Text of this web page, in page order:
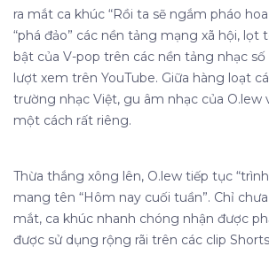
ra mắt ca khúc “Rồi ta sẽ ngắm pháo
“phá đảo” các nền tảng mạng xã hội, lọt
bật của V-pop trên các nền tảng nhạc số
lượt xem trên YouTube. Giữa hàng loạt
trường nhạc Việt, gu âm nhạc của O.lew
một cách rất riêng.
Thừa thắng xông lên, O.lew tiếp tục
mang tên “Hôm nay cuối tuần”. Chỉ
mắt, ca khúc nhanh chóng nhận được
được sử dụng rộng rãi trên các clip